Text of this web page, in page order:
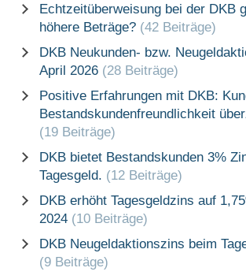
Echtzeitüberweisung bei der DKB
höhere Beträge? (42 Beiträge)
DKB Neukunden- bzw.
April 2026 (28 Beiträge)
Positive Erfahrungen mit DKB:
Bestandskundenfreundlichkeit
(19 Beiträge)
DKB bietet Bestandskunden 3%
Tagesgeld. (12 Beiträge)
DKB erhöht Tagesgeldzins auf
2024 (10 Beiträge)
DKB Neugeldaktionszins beim
(9 Beiträge)